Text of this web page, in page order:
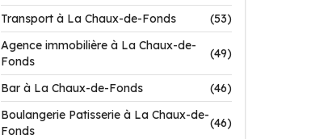
Transport à La Chaux-de-Fonds
(53)
Agence immobilière à La Chaux-de-
Fonds
(49)
Bar à La Chaux-de-Fonds
(46)
Boulangerie Patisserie à La Chaux-de-
Fonds
(46)